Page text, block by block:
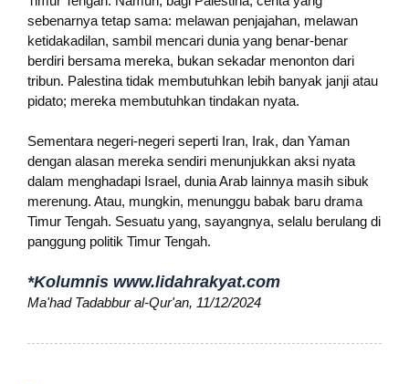
sebenarnya tetap sama: melawan penjajahan, melawan
ketidakadilan, sambil mencari dunia yang benar-benar
berdiri bersama mereka, bukan sekadar menonton dari
tribun. Palestina tidak membutuhkan lebih banyak janji atau
pidato; mereka membutuhkan tindakan nyata.
Sementara negeri-negeri seperti Iran, Irak, dan Yaman
dengan alasan mereka sendiri menunjukkan aksi nyata
dalam menghadapi Israel, dunia Arab lainnya masih sibuk
merenung. Atau, mungkin, menunggu babak baru drama
Timur Tengah. Sesuatu yang, sayangnya, selalu berulang di
panggung politik Timur Tengah.
*Kolumnis www.lidahrakyat.com
Ma'had Tadabbur al-Qur'an, 11/12/2024